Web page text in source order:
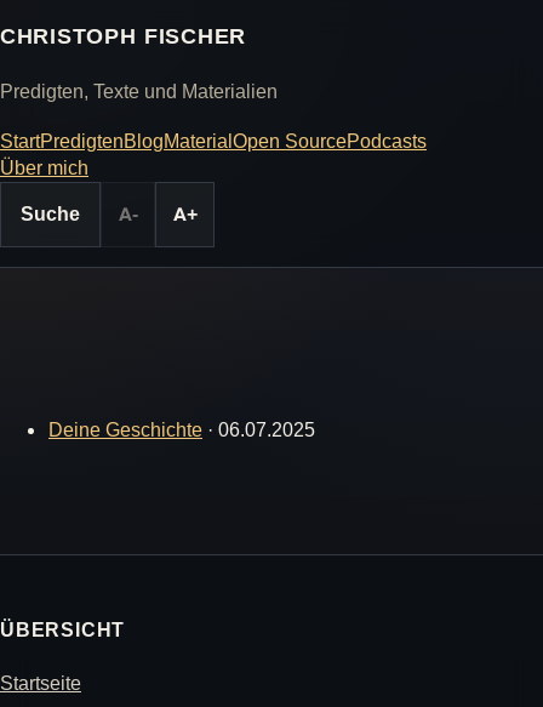
CHRISTOPH FISCHER
Predigten, Texte und Materialien
StartPredigtenBlogMaterialOpen SourcePodcasts
Über mich
Suche
A- A+
Deine Geschichte · 06.07.2025
ÜBERSICHT
Startseite